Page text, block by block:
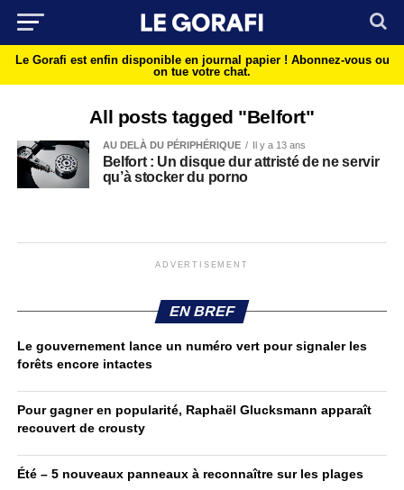
Le Gorafi est enfin disponible en journal papier ! Abonnez-vous ou
on tue votre chat.
All posts tagged "Belfort"
AU DELÀ DU PÉRIPHÉRIQUE Il y a 13 ans
Belfort : Un disque dur attristé de ne servir
qu’à stocker du porno
ADVERTISEMENT
EN BREF
Le gouvernement lance un numéro vert pour signaler les
forêts encore intactes
Pour gagner en popularité, Raphaël Glucksmann apparaît
recouvert de crousty
Été – 5 nouveaux panneaux à reconnaître sur les plages